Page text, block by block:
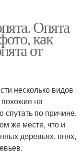
Опята
как
от
несколько видов
похожие на
спутать по причине,
же месте, что и
деревьях, пнях,